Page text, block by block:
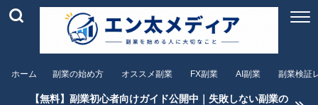
ホーム 副業の始め方 オススメ副業 FX副業 AI副業 副業検証
【無料】副業初心者向けガイド公開中｜失敗しない副業の